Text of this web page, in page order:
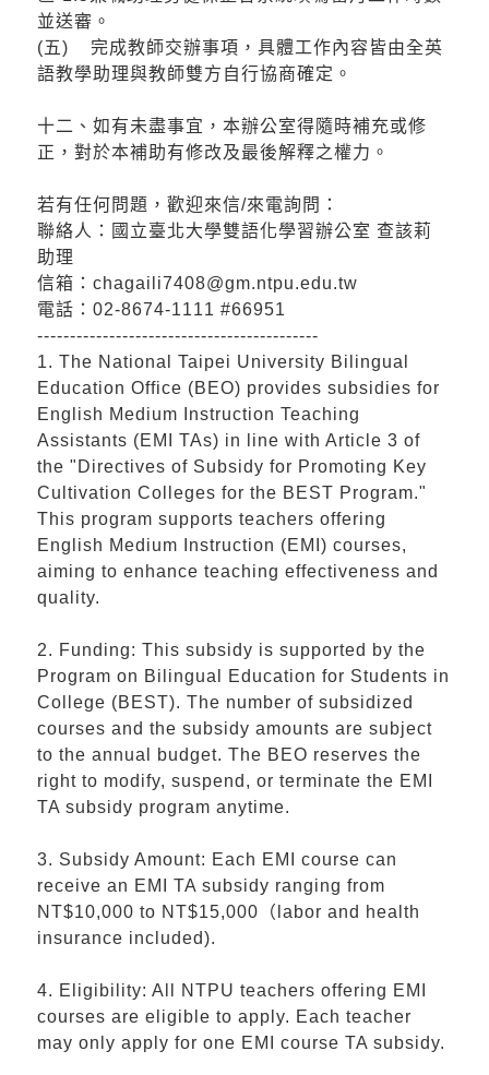
並送審。
(五) 完成教師交辦事項，具體工作內容皆由全英
語教學助理與教師雙方自行協商確定。
十二、如有未盡事宜，本辦公室得隨時補充或修
正，對於本補助有修改及最後解釋之權力。
若有任何問題，歡迎來信/來電詢問：
聯絡人：國立臺北大學雙語化學習辦公室 查該莉
助理
信箱：chagaili7408@gm.ntpu.edu.tw
電話：02-8674-1111 #66951
-------------------------------------------
1. The National Taipei University Bilingual
Education Office (BEO) provides subsidies for
English Medium Instruction Teaching
Assistants (EMI TAs) in line with Article 3 of
the "Directives of Subsidy for Promoting Key
Cultivation Colleges for the BEST Program."
This program supports teachers offering
English Medium Instruction (EMI) courses,
aiming to enhance teaching effectiveness and
quality.
2. Funding: This subsidy is supported by the
Program on Bilingual Education for Students in
College (BEST). The number of subsidized
courses and the subsidy amounts are subject
to the annual budget. The BEO reserves the
right to modify, suspend, or terminate the EMI
TA subsidy program anytime.
3. Subsidy Amount: Each EMI course can
receive an EMI TA subsidy ranging from
NT$10,000 to NT$15,000（labor and health
insurance included).
4. Eligibility: All NTPU teachers offering EMI
courses are eligible to apply. Each teacher
may only apply for one EMI course TA subsidy.